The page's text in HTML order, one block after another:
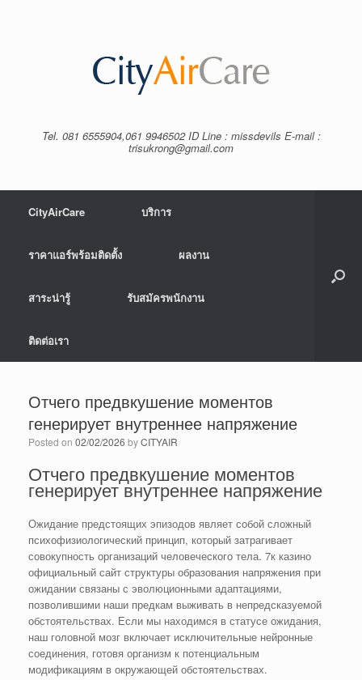
Tel. 081 6555904,061 9946502 ID Line : missdevils E-mail :
trisukrong@gmail.com
CityAirCare บริการ
ราคาแอร์พร้อมติดตั้ง ผลงาน
สาระน่ารู้ รับสมัครพนักงาน
ติดต่อเรา
Отчего предвкушение моментов
генерирует внутреннее напряжение
Posted on 02/02/2026 byCITYAIR
Отчего предвкушение моментов
генерирует внутреннее напряжение
Ожидание предстоящих эпизодов являет собой сложный
психофизиологический принцип, который затрагивает
совокупность организаций человеческого тела. 7к казино
официальный сайт структуры образования напряжения при
ожидании связаны с эволюционными адаптациями,
позволившими наши предкам выживать в непредсказуемой
обстоятельствах. Если мы находимся в статусе ожидания,
наш головной мозг включает исключительные нейронные
соединения, готовя организм к потенциальным
модификациям в окружающей обстоятельствах.